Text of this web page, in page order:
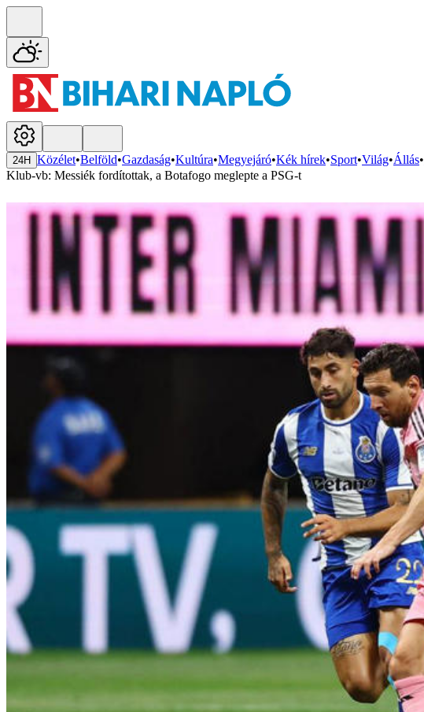
24H Közélet•Belföld•Gazdaság•Kultúra•Megyejáró•Kék hírek•Sport•Világ•Állás•
Klub-vb: Messiék fordítottak, a Botafogo meglepte a PSG-t